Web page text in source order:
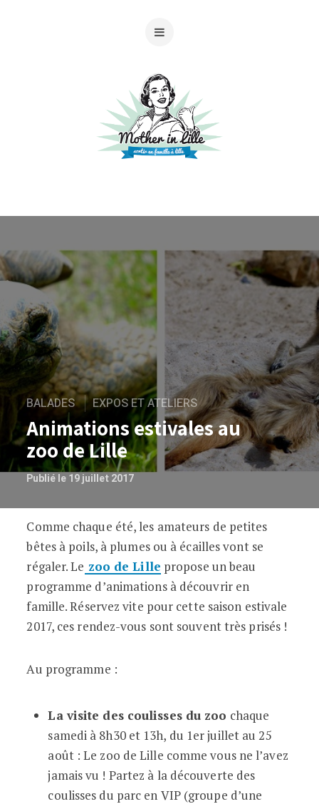
BALADES EXPOS ET ATELIERS
Animations estivales au
zoo de Lille
Publié le 19 juillet 2017
Animations estivales au zoo de Lille
Comme chaque été, les amateurs de petites
bêtes à poils, à plumes ou à écailles vont se
régaler. Le zoo de Lille propose un beau
programme d’animations à découvrir en
famille. Réservez vite pour cette saison estivale
2017, ces rendez-vous sont souvent très prisés !
Au programme :
La visite des coulisses du zoo chaque
samedi à 8h30 et 13h, du 1er juillet au 25
août : Le zoo de Lille comme vous ne l’avez
jamais vu ! Partez à la découverte des
coulisses du parc en VIP (groupe d’une